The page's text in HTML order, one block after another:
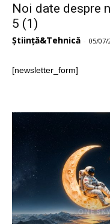
Noi date despre
5 (1)
Știință&Tehnică - 05/07/
[newsletter_form]